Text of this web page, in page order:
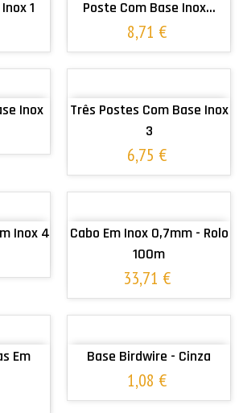
1 Poste Com Base Inox...
8,71 €
Inox
ADICIONAR AO CARRINHO
Três Postes Com Base Inox
3
6,75 €
Inox 4
ADICIONAR AO CARRINHO
Cabo Em Inox 0,7mm - Rolo
100m
33,71 €
Em
ADICIONAR AO CARRINHO
Base Birdwire - Cinza
1,08 €